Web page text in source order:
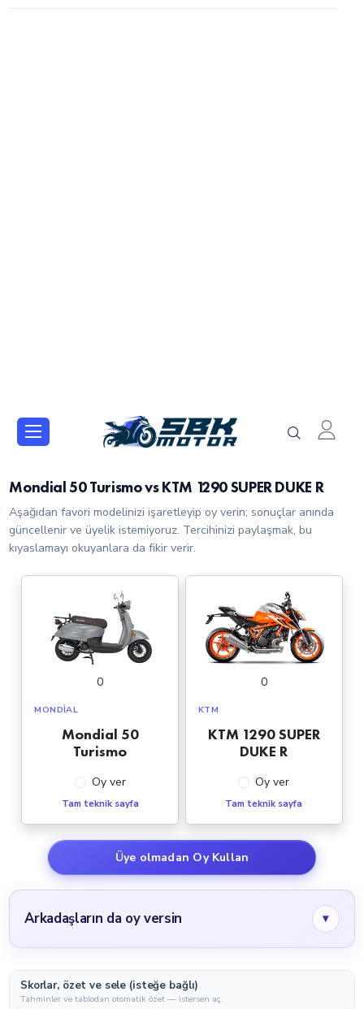
Mondial 50 Turismo vs KTM 1290 SUPER DUKE R
Aşağıdan favori modelinizi işaretleyip oy verin; sonuçlar anında
güncellenir ve üyelik istemiyoruz. Tercihinizi paylaşmak, bu
kıyaslamayı okuyanlara da fikir verir.
0
MONDIAL
Mondial 50
Turismo
Oy ver
Tam teknik sayfa
0
KTM
KTM 1290 SUPER
DUKE R
Oy ver
Tam teknik sayfa
Üye olmadan Oy Kullan
Arkadaşların da oy versin ▾
Skorlar, özet ve sele (isteğe bağlı)
Tahminler ve tablodan otomatik özet — istersen aç.